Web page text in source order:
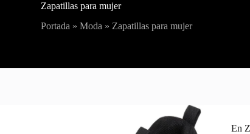
Zapatillas para mujer
Portada »Moda » Zapatillas para mujer
En